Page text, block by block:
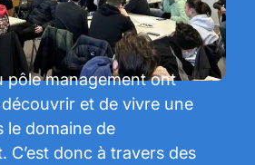
pôle management ont
et de vivre une
le domaine de
C’est donc à travers des